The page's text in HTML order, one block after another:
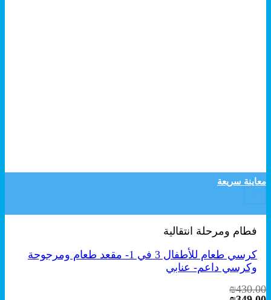
معاينة سريعة
فطام ومرحلة انتقالية
كرسي طعام للأطفال 3 في 1- مقعد طعام ومرجوحة
وكرسي داعم- عنابي
₪430.00